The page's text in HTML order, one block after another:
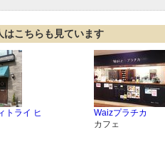
はこちらも見ています
トライ ヒ
Waizプラチカ
カフェ